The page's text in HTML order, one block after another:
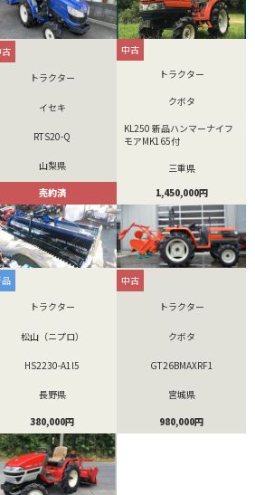
トラクター
イセキ
RTS20-Q
山梨県
売約済
中古
トラクター
クボタ
KL250 新品ハンマーナイフ
モアMK165付
三重県
1,450,000円
トラクター
松山（ニプロ）
HS2230-A1l5
長野県
380,000円
中古
トラクター
クボタ
GT26BMAXRF1
宮城県
980,000円